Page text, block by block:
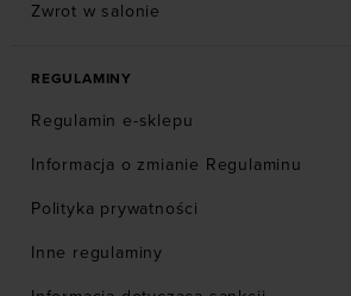
Zwrot w salonie
REGULAMINY
Regulamin e-sklepu
Informacja o zmianie Regulaminu
Polityka prywatności
Inne regulaminy